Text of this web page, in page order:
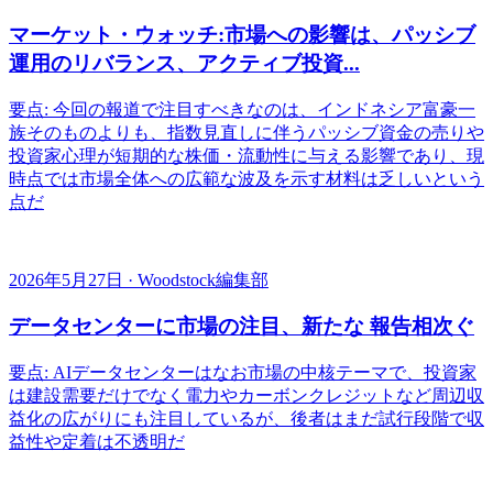
マーケット・ウォッチ:市場への影響は、パッシブ
運用のリバランス、アクティブ投資...
要点: 今回の報道で注目すべきなのは、インドネシア富豪一
族そのものよりも、指数見直しに伴うパッシブ資金の売りや
投資家心理が短期的な株価・流動性に与える影響であり、現
時点では市場全体への広範な波及を示す材料は乏しいという
点だ
2026年5月27日 · Woodstock編集部
データセンターに市場の注目、新たな 報告相次ぐ
要点: AIデータセンターはなお市場の中核テーマで、投資家
は建設需要だけでなく電力やカーボンクレジットなど周辺収
益化の広がりにも注目しているが、後者はまだ試行段階で収
益性や定着は不透明だ